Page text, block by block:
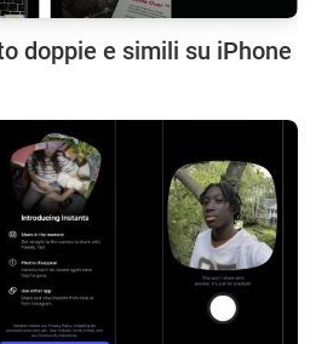
doppie e simili su iPhone